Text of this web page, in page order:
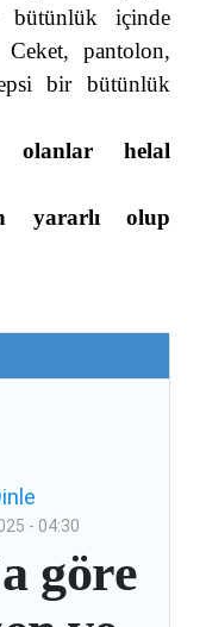
bütünlük içinde
pantolon,
bir bütünlük
olanlar helal
yararlı olup
- 04:30
göre